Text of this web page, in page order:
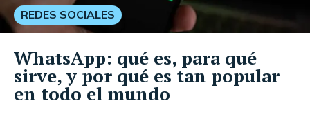
REDES SOCIALES
WhatsApp: qué es, para qué
sirve, y por qué es tan popular
en todo el mundo